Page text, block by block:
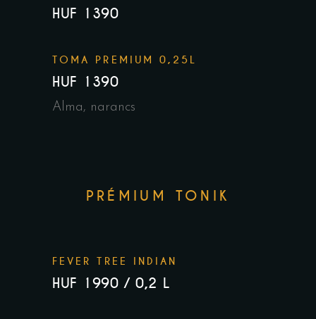
HUF 1390
TOMA PREMIUM 0,25L
HUF 1390
Alma, narancs
PRÉMIUM TONIK
FEVER TREE INDIAN
HUF 1990 / 0,2 L